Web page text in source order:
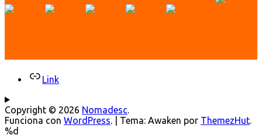
Link
Copyright © 2026 Nomadesc.
Funciona con WordPress. Tema: Awaken por ThemezHut.
%d